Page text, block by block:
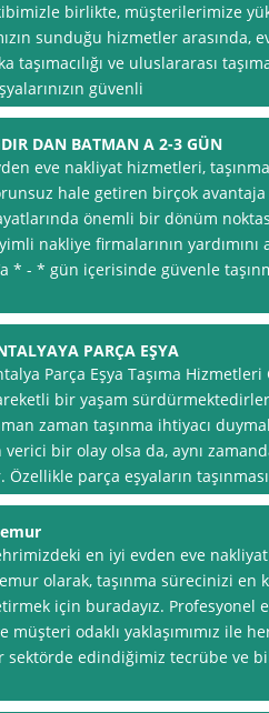
birlikte, müşterilerimize
sunduğu hizmetler arasında,
taşımacılığı ve uluslararası
güvenli
DAN BATMAN A 2-3 GÜN
eve nakliyat hizmetleri,
hale getiren birçok
önemli bir dönüm
nakliye firmalarının
* - * gün içerisinde güvenle
PARÇA EŞYA
Parça Eşya Taşıma
bir yaşam
zaman taşınma ihtiyacı
verici bir olay olsa da, aynı
parça eşyaların
en iyi evden eve
olarak, taşınma sürecinizi en
için buradayız. Profesyonel
müşteri odaklı yaklaşımımız ile
sektörde edindiğimiz tecrübe ve